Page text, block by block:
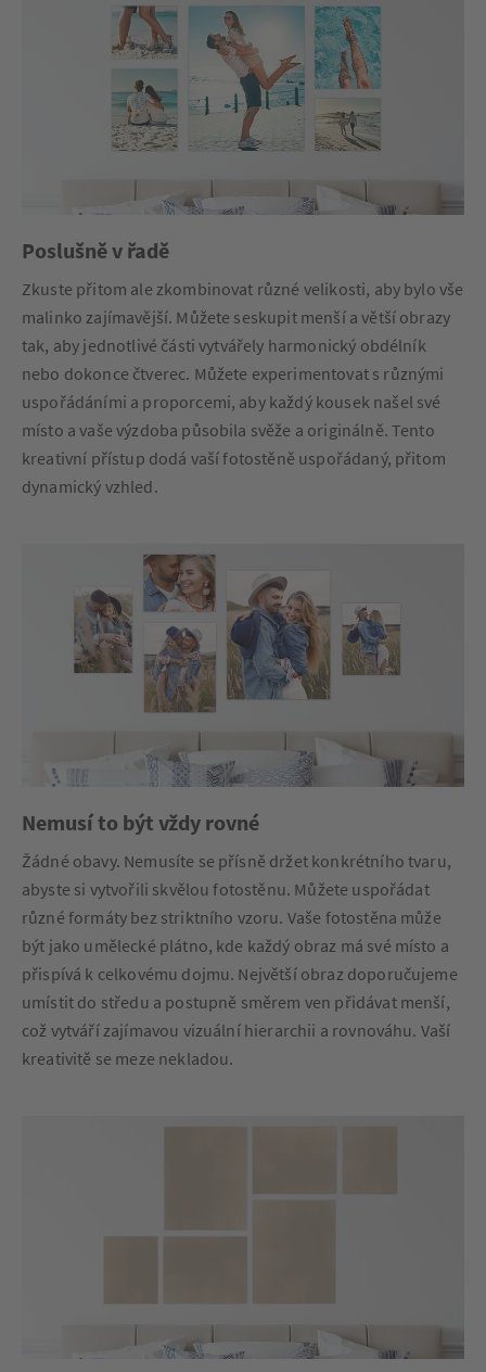
Poslušně v řadě
Zkuste přitom ale zkombinovat různé velikosti, aby bylo vše
malinko zajímavější. Můžete seskupit menší a větší obrazy
tak, aby jednotlivé části vytvářely harmonický obdélník
nebo dokonce čtverec. Můžete experimentovat s různými
uspořádáními a proporcemi, aby každý kousek našel své
místo a vaše výzdoba působila svěže a originálně. Tento
kreativní přístup dodá vaší fotostěně uspořádaný, přitom
dynamický vzhled.
Nemusí to být vždy rovné
Žádné obavy. Nemusíte se přísně držet konkrétního tvaru,
abyste si vytvořili skvělou fotostěnu. Můžete uspořádat
různé formáty bez striktního vzoru. Vaše fotostěna může
být jako umělecké plátno, kde každý obraz má své místo a
přispívá k celkovému dojmu. Největší obraz doporučujeme
umístit do středu a postupně směrem ven přidávat menší,
což vytváří zajímavou vizuální hierarchii a rovnováhu. Vaší
kreativitě se meze nekladou.